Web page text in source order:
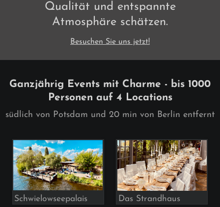
Qualität und entspannte
Atmosphäre schätzen.
Besuchen Sie uns jetzt!
Ganzjährig Events mit Charme - bis 1000
Personen auf 4 Locations
südlich von Potsdam und 20 min von Berlin entfernt
Schwielowseepalais Das Strandhaus